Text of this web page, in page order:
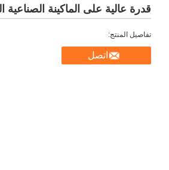
قدرة عالية على الماكينة
تفاصيل المنتج:
اتصل